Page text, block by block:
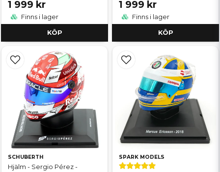
1 999 kr
Finns i lager
KÖP
1 999 kr
Finns i lager
KÖP
SCHUBERTH
Hjälm - Sergio Pérez -
SPARK MODELS